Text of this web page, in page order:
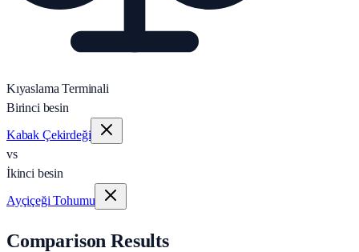
Kıyaslama Terminali
Birinci besin
Kabak Çekirdeği
vs
İkinci besin
Ayçiçeği Tohumu
Comparison Results